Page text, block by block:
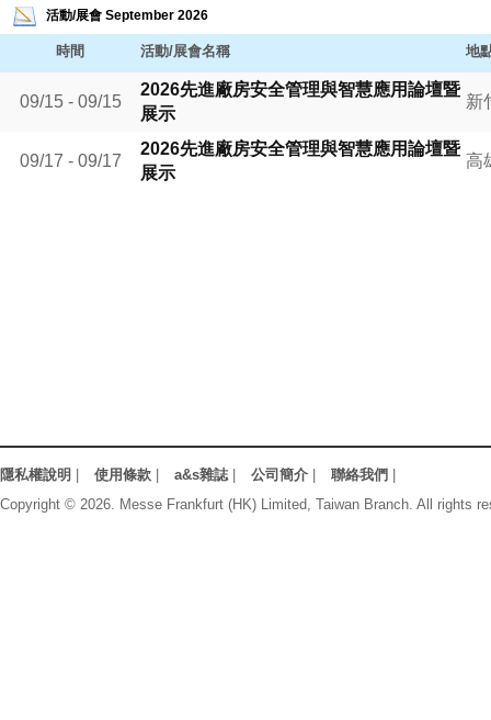
活動/展會 September 2026
時間 活動/展會名稱 地
09/15 - 09/15
2026先進廠房安全管理與智慧應用論壇暨
展示
新
09/17 - 09/17
2026先進廠房安全管理與智慧應用論壇暨
展示
高
隱私權說明 使用條款 a&s雜誌| 公司簡介 聯絡我們
Copyright © 2026. Messe Frankfurt (HK) Limited, Taiwan Branch. All rights